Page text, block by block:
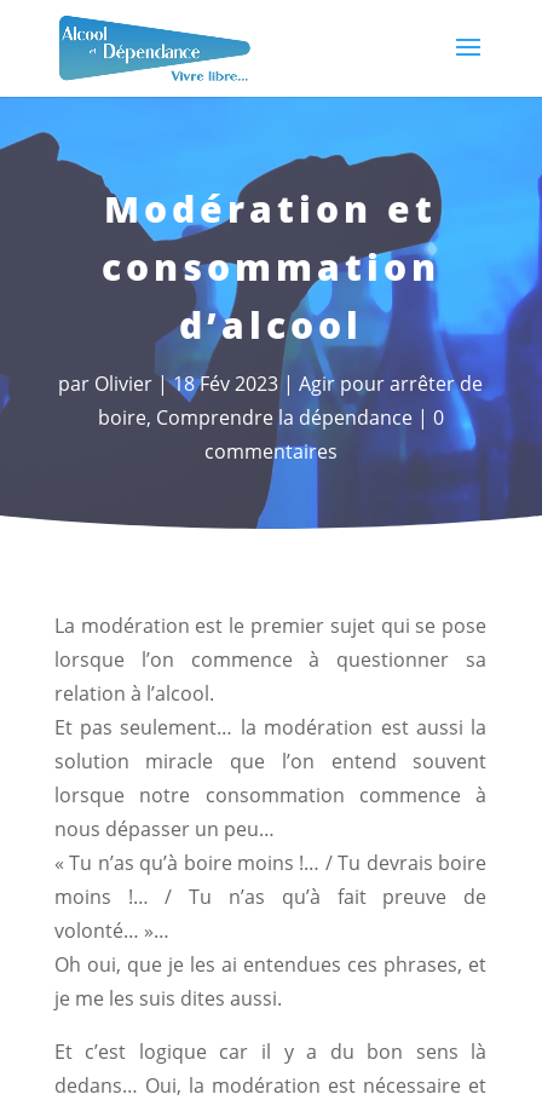
Modération et
consommation
d’alcool
par Olivier 18 Fév 2023
Agir pour arrêter de
boire, Comprendre la dépendance
0
commentaires
La modération est le premier sujet qui se pose
lorsque l’on commence à questionner sa
relation à l’alcool.
Et pas seulement… la modération est aussi la
solution miracle que l’on entend souvent
lorsque notre consommation commence à
nous dépasser un peu…
« Tu n’as qu’à boire moins !… / Tu devrais boire
moins !… / Tu n’as qu’à fait preuve de
volonté… »…
Oh oui, que je les ai entendues ces phrases, et
je me les suis dites aussi.
Et c’est logique car il y a du bon sens là
dedans… Oui, la modération est nécessaire et